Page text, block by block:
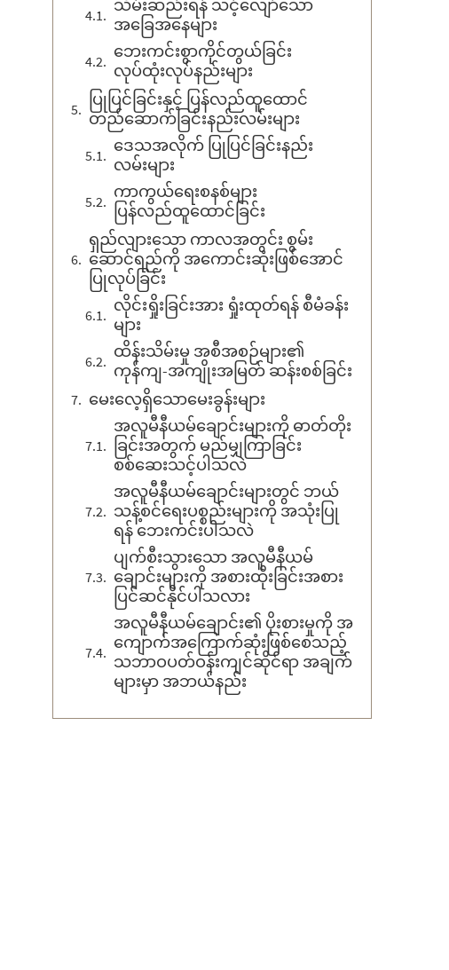
သိမ်းဆည်းရန် သင့်လျော်သော
အခြေအနေများ
ဘေးကင်းစွာကိုင်တွယ်ခြင်း
လုပ်ထုံးလုပ်နည်းများ
ပြုပြင်ခြင်းနှင့် ပြန်လည်ထူထောင်
တည်ဆောက်ခြင်းနည်းလမ်းများ
ဒေသအလိုက် ပြုပြင်ခြင်းနည်း
လမ်းများ
ကာကွယ်ရေးစနစ်များ
ပြန်လည်ထူထောင်ခြင်း
ရှည်လျားသော ကာလအတွင်း စွမ်း
ဆောင်ရည်ကို အကောင်းဆုံးဖြစ်အောင်
ပြုလုပ်ခြင်း
လိုင်းရှိုးခြင်းအား ရှုံးထုတ်ရန် စီမံခန်း
များ
ထိန်းသိမ်းမှု အစီအစဉ်များ၏
ကုန်ကျ-အကျိုးအမြတ် ဆန်းစစ်ခြင်း
မေးလေ့ရှိသောမေးခွန်းများ
အလူမီနီယမ်ချောင်းများကို ဓာတ်တိုး
ခြင်းအတွက် မည်မျှကြာခြင်း
စစ်ဆေးသင့်ပါသလဲ
အလူမီနီယမ်ချောင်းများတွင် ဘယ်
သန့်စင်ရေးပစ္စည်းများကို အသုံးပြု
ရန် ဘေးကင်းပါသလဲ
ပျက်စီးသွားသော အလူမီနီယမ်
ချောင်းများကို အစားထိုးခြင်းအစား
ပြင်ဆင်နိုင်ပါသလား
အလူမီနီယမ်ချောင်း၏ ပိုးစားမှုကို အ
ကျောက်အကြောက်ဆုံးဖြစ်စေသည့်
သဘာဝပတ်ဝန်းကျင်ဆိုင်ရာ အချက်
များမှာ အဘယ်နည်း